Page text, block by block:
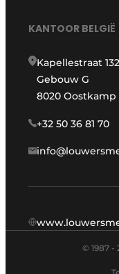
KANTOOR BELGIË
Kapellestraat
Gebouw G
8020
+32 50 36 81 70
© 1987 -